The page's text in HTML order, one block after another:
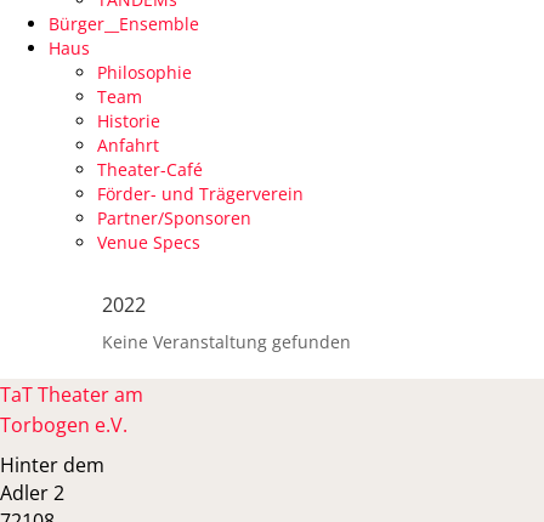
Bürger__Ensemble
Haus
Philosophie
Team
Historie
Anfahrt
Theater-Café
Förder- und Trägerverein
Partner/Sponsoren
Venue Specs
2022
Keine Veranstaltung gefunden
TaT Theater am
Torbogen e.V.
Hinter dem
Adler 2